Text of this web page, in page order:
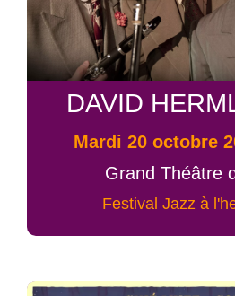
DAVID
mardi 20 octobre
Grand Théâtre
Festival Jazz à